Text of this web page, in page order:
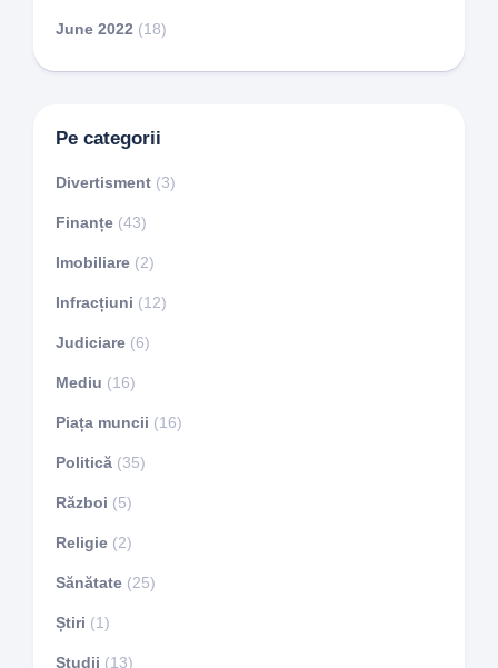
June 2022 (18)
Pe categorii
Divertisment (3)
Finanțe (43)
Imobiliare (2)
Infracțiuni (12)
Judiciare (6)
Mediu (16)
Piața muncii (16)
Politică (35)
Război (5)
Religie (2)
Sănătate (25)
Știri (1)
Studii (13)